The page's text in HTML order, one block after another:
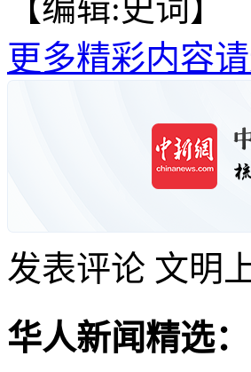
【编辑:史词】
更多精彩内容
发表评论 文明
华人新闻精选：